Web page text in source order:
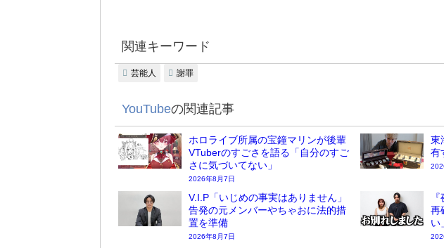
関連キーワード
芸能人 謝罪
YouTubeの関連記事
ホロライブ所属の宝鐘マリンが後輩
VTuberのすごさを語る「自分のすご
さに気づいてない」
2026年8月7日
東
有
V.I.P「いじめの事実はありません」
告発の元メンバーやちゃおに法的措
置を準備
2026年8月7日
再
い